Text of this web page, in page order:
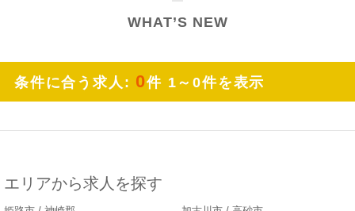
WHAT’S NEW
条件に合う求人: 0件 1～0件を表示
エリアから求人を探す